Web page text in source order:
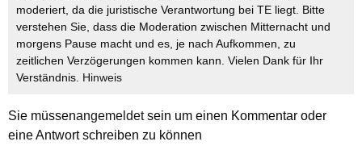
moderiert, da die juristische Verantwortung bei TE liegt. Bitte
verstehen Sie, dass die Moderation zwischen Mitternacht und
morgens Pause macht und es, je nach Aufkommen, zu
zeitlichen Verzögerungen kommen kann. Vielen Dank für Ihr
Verständnis. Hinweis
Sie müssenangemeldetsein um einen Kommentar oder
eine Antwort schreiben zu können